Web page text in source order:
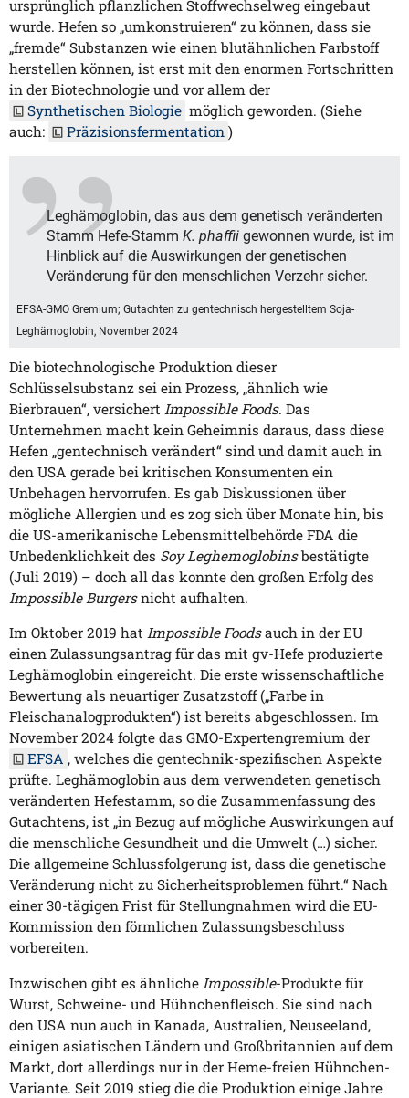
ursprünglich pflanzlichen Stoffwechselweg eingebaut
wurde. Hefen so „umkonstruieren“ zu können, dass sie
„fremde“ Substanzen wie einen blutähnlichen Farbstoff
herstellen können, ist erst mit den enormen Fortschritten
in der Biotechnologie und vor allem der
Synthetischen Biologie möglich geworden. (Siehe
auch:
Präzisionsfermentation )
Leghämoglobin, das aus dem genetisch veränderten
Stamm Hefe-StammK. phaffii gewonnen wurde, ist im
Hinblick auf die Auswirkungen der genetischen
Veränderung für den menschlichen Verzehr sicher.
EFSA-GMO Gremium; Gutachten zu gentechnisch hergestelltem Soja-
Leghämoglobin, November 2024
Die biotechnologische Produktion dieser
Schlüsselsubstanz sei ein Prozess, „ähnlich wie
Bierbrauen“, versichert Impossible Foods. Das
Unternehmen macht kein Geheimnis daraus, dass diese
Hefen „gentechnisch verändert“ sind und damit auch in
den USA gerade bei kritischen Konsumenten ein
Unbehagen hervorrufen. Es gab Diskussionen über
mögliche Allergien und es zog sich über Monate hin, bis
die US-amerikanische Lebensmittelbehörde FDA die
Unbedenklichkeit des Soy Leghemoglobinsbestätigte
(Juli 2019) – doch all das konnte den großen Erfolg des
Impossible Burgersnicht aufhalten.
Im Oktober 2019 hat Impossible Foodsauch in der EU
einen Zulassungsantrag für das mit gv-Hefe produzierte
Leghämoglobin eingereicht. Die erste wissenschaftliche
Bewertung als neuartiger Zusatzstoff („Farbe in
Fleischanalogprodukten“) ist bereits abgeschlossen. Im
November 2024 folgte das GMO-Expertengremium der
EFSA , welches die gentechnik-spezifischen Aspekte
prüfte. Leghämoglobin aus dem verwendeten genetisch
veränderten Hefestamm, so die Zusammenfassung des
Gutachtens, ist „in Bezug auf mögliche Auswirkungen auf
die menschliche Gesundheit und die Umwelt (…) sicher.
Die allgemeine Schlussfolgerung ist, dass die genetische
Veränderung nicht zu Sicherheitsproblemen führt.“ Nach
einer 30-tägigen Frist für Stellungnahmen wird die EU-
Kommission den förmlichen Zulassungsbeschluss
vorbereiten.
Inzwischen gibt es ähnliche Impossible-Produkte für
Wurst, Schweine- und Hühnchenfleisch. Sie sind nach
den USA nun auch in Kanada, Australien, Neuseeland,
einigen asiatischen Ländern und Großbritannien auf dem
Markt, dort allerdings nur in der Heme-freien Hühnchen-
Variante. Seit 2019 stieg die die Produktion einige Jahre